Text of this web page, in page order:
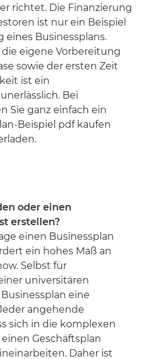
richtet. Die Finanzierung
ist nur ein Beispiel
Businessplans.
eigene Vorbereitung
sowie der ersten Zeit
ist ein
Bei
Sie ganz einfach ein
Beispiel pdf kaufen
oder einen
erstellen?
einen Businessplan
ein hohes Maß an
Selbst für
universitären
eine
angehende
sich in die komplexen
Geschäftsplan
Daher ist